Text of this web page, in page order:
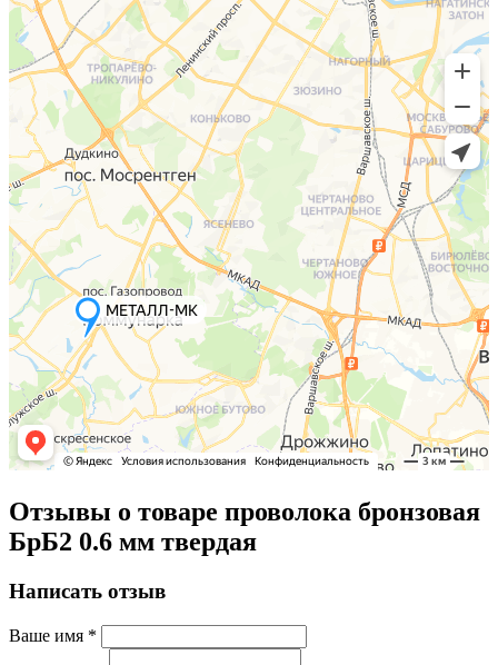
Отзывы о товаре проволока бронзовая
БрБ2 0.6 мм твердая
Написать отзыв
Ваше имя *